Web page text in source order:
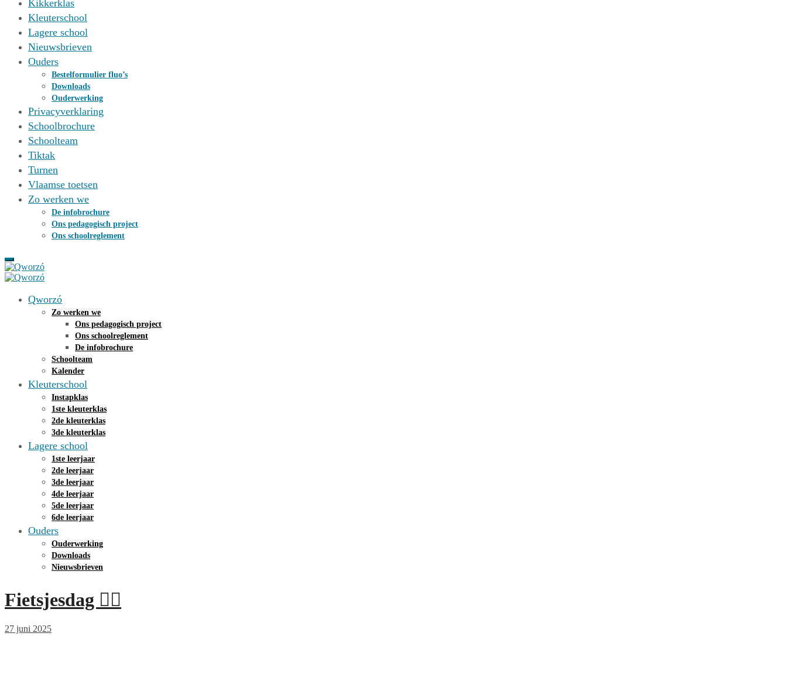
Kikkerklas
Kleuterschool
Lagere school
Nieuwsbrieven
Ouders
Bestelformulier fluo’s
Downloads
Ouderwerking
Privacyverklaring
Schoolbrochure
Schoolteam
Tiktak
Turnen
Vlaamse toetsen
Zo werken we
De infobrochure
Ons pedagogisch project
Ons schoolreglement
Qworzó
Zo werken we
Ons pedagogisch project
Ons schoolreglement
De infobrochure
Schoolteam
Kalender
Kleuterschool
Instapklas
1ste kleuterklas
2de kleuterklas
3de kleuterklas
Lagere school
1ste leerjaar
2de leerjaar
3de leerjaar
4de leerjaar
5de leerjaar
6de leerjaar
Ouders
Ouderwerking
Downloads
Nieuwsbrieven
Fietsjesdag 🚴‍♀️
27 juni 2025